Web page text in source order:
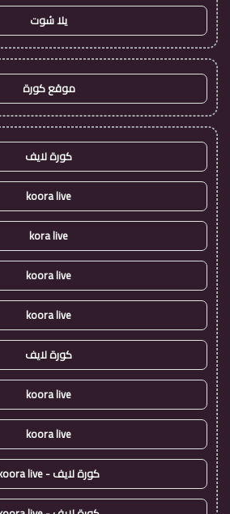
يلا شوت
موقع كورة
كورة لايف
koora live
kora live
koora live
koora live
كورة لايف
koora live
koora live
كورة لايف - koora live